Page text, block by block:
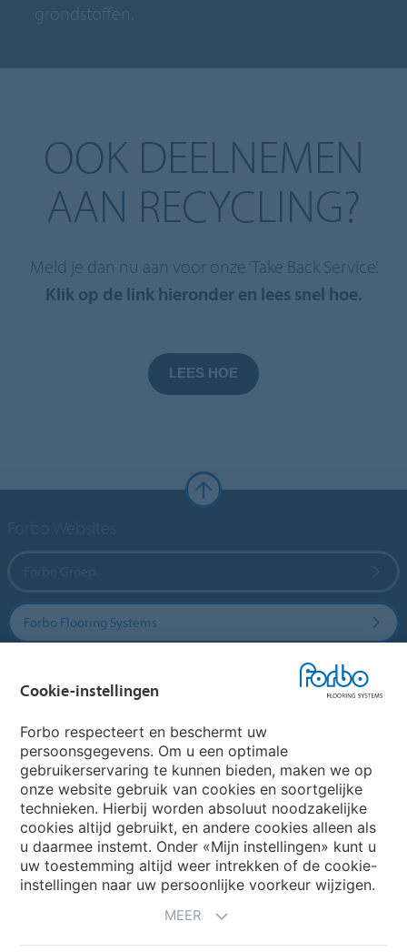
grondstoffen.
OOK DEELNEMEN
AAN RECYCLING?
Meld je dan nu aan voor onze ‘Take Back Service’.
Klik op de link hieronder en lees snel hoe.
LEES HOE
Forbo Flooring Systems
Website
Kies uw land
My Forbo
Cookie-instellingen
Forbo respecteert en beschermt uw
persoonsgegevens. Om u een optimale
gebruikerservaring te kunnen bieden, maken we op
onze website gebruik van cookies en soortgelijke
technieken. Hierbij worden absoluut noodzakelijke
cookies altijd gebruikt, en andere cookies alleen als
u daarmee instemt. Onder «Mijn instellingen» kunt u
uw toestemming altijd weer intrekken of de cookie-
instellingen naar uw persoonlijke voorkeur wijzigen.
MEER